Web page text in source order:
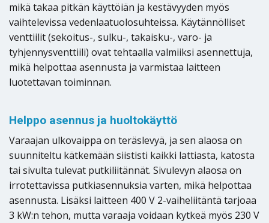
mikä takaa pitkän käyttöiän ja kestävyyden myös
vaihtelevissa vedenlaatuolosuhteissa. Käytännölliset
venttiilit (sekoitus-, sulku-, takaisku-, varo- ja
tyhjennysventtiili) ovat tehtaalla valmiiksi asennettuja,
mikä helpottaa asennusta ja varmistaa laitteen
luotettavan toiminnan.
Helppo asennus ja huoltokäyttö
Varaajan ulkovaippa on teräslevyä, ja sen alaosa on
suunniteltu kätkemään siististi kaikki lattiasta, katosta
tai sivulta tulevat putkiliitännät. Sivulevyn alaosa on
irrotettavissa putkiasennuksia varten, mikä helpottaa
asennusta. Lisäksi laitteen 400 V 2-vaiheliitäntä tarjoaa
3 kW:n tehon, mutta varaaja voidaan kytkeä myös 230 V